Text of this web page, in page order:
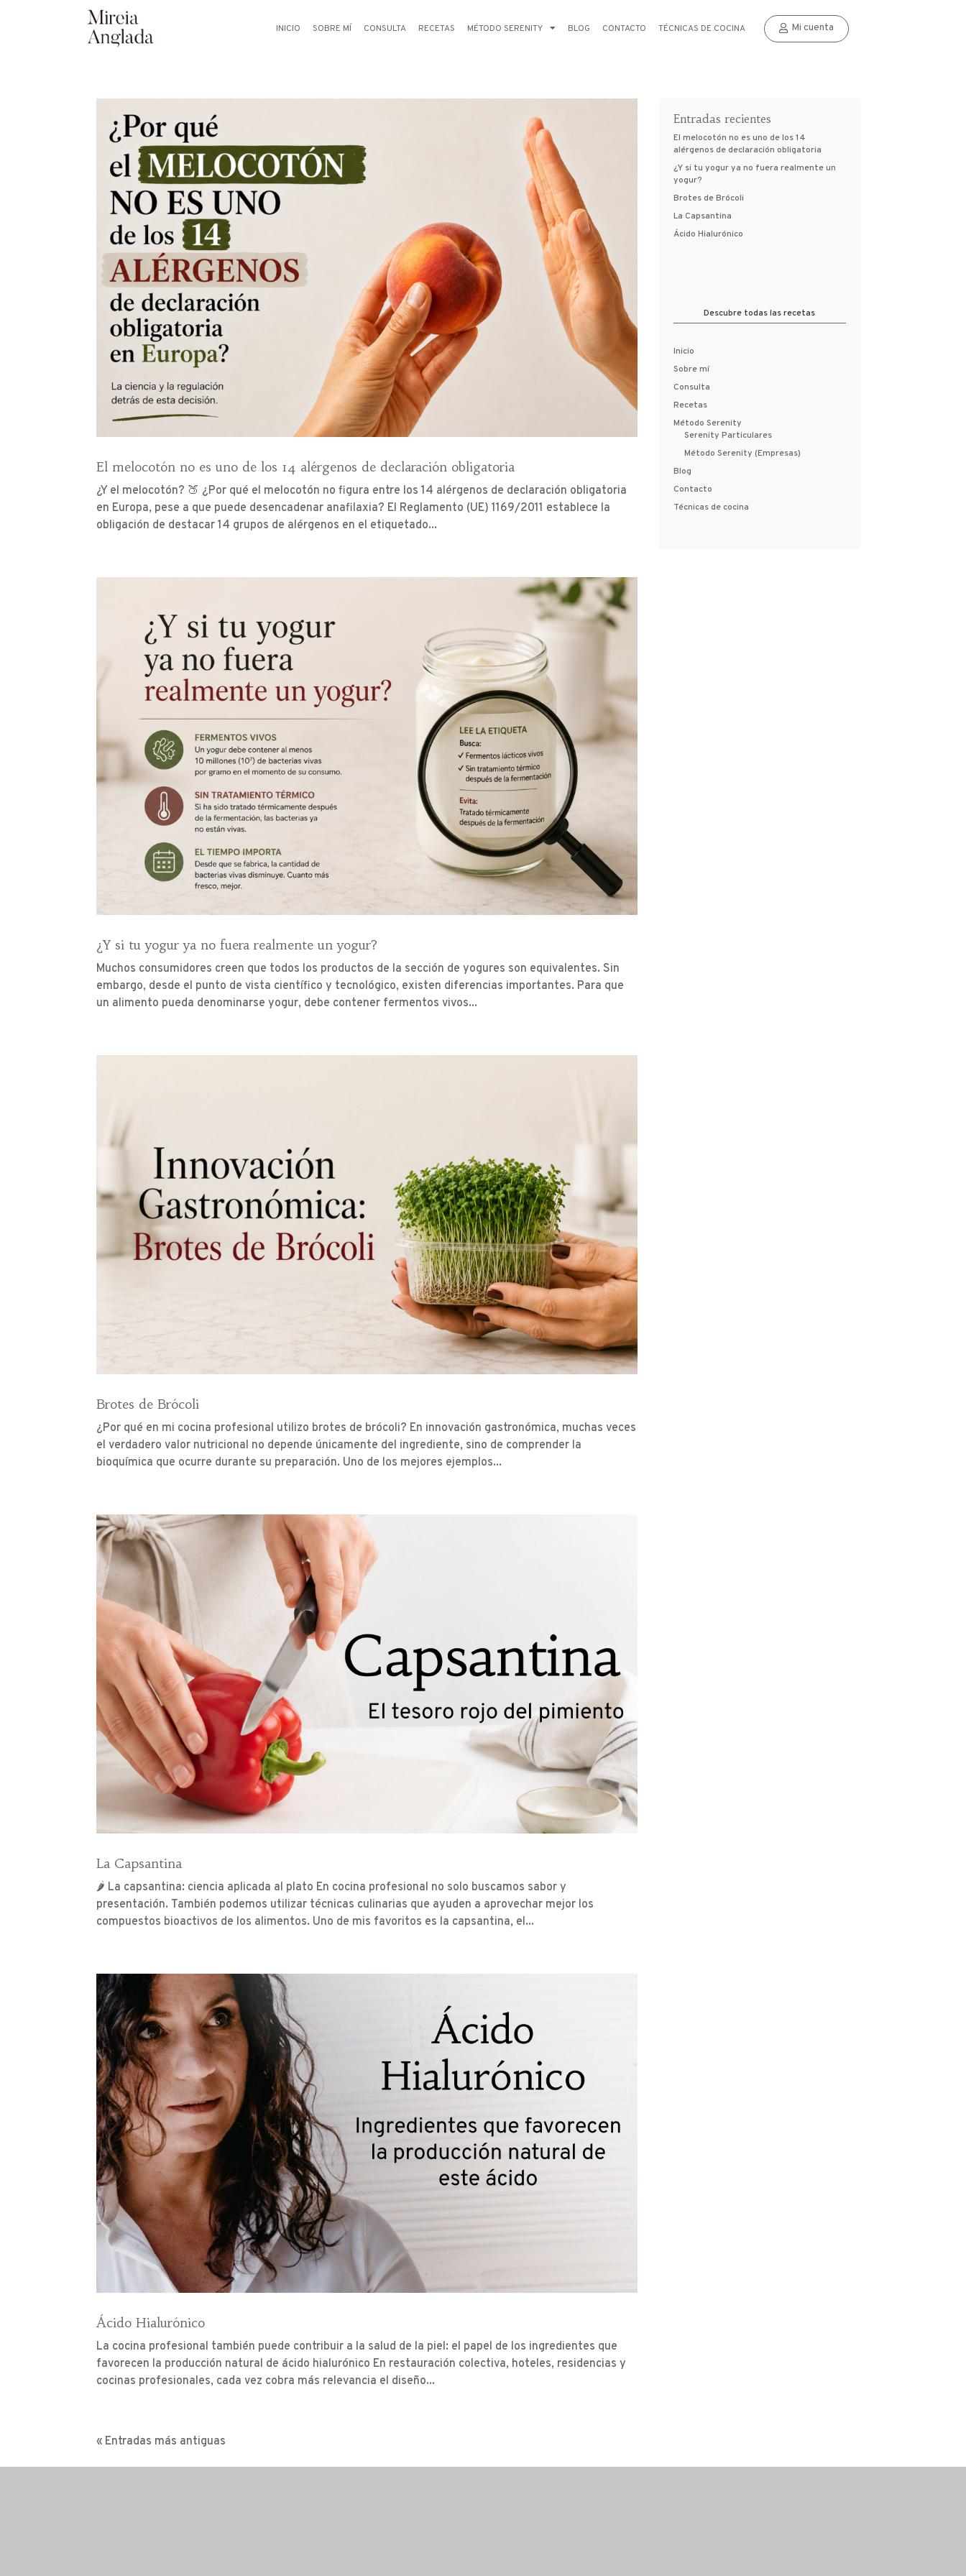
INICIO SOBRE MÍ CONSULTA RECETAS MÉTODO SERENITY BLOG CONTACTO TÉCNICAS DE COCINA Mi cuenta
El melocotón no es uno de los 14 alérgenos de declaración obligatoria
¿Y el melocotón? 🍑 ¿Por qué el melocotón no figura entre los 14 alérgenos de declaración obligatoria
en Europa, pese a que puede desencadenar anafilaxia? El Reglamento (UE) 1169/2011 establece la
obligación de destacar 14 grupos de alérgenos en el etiquetado...
¿Y si tu yogur ya no fuera realmente un yogur?
Muchos consumidores creen que todos los productos de la sección de yogures son equivalentes. Sin
embargo, desde el punto de vista científico y tecnológico, existen diferencias importantes. Para que
un alimento pueda denominarse yogur, debe contener fermentos vivos...
Brotes de Brócoli
¿Por qué en mi cocina profesional utilizo brotes de brócoli? En innovación gastronómica, muchas veces
el verdadero valor nutricional no depende únicamente del ingrediente, sino de comprender la
bioquímica que ocurre durante su preparación. Uno de los mejores ejemplos...
La Capsantina
🌶️ La capsantina: ciencia aplicada al plato En cocina profesional no solo buscamos sabor y
presentación. También podemos utilizar técnicas culinarias que ayuden a aprovechar mejor los
compuestos bioactivos de los alimentos. Uno de mis favoritos es la capsantina, el...
Ácido Hialurónico
La cocina profesional también puede contribuir a la salud de la piel: el papel de los ingredientes que
favorecen la producción natural de ácido hialurónico En restauración colectiva, hoteles, residencias y
cocinas profesionales, cada vez cobra más relevancia el diseño...
« Entradas más antiguas
Entradas recientes
El melocotón no es uno de los 14
alérgenos de declaración obligatoria
¿Y si tu yogur ya no fuera realmente un
yogur?
Brotes de Brócoli
La Capsantina
Ácido Hialurónico
Descubre todas las recetas
Inicio
Sobre mí
Consulta
Recetas
Método Serenity
Serenity Particulares
Método Serenity (Empresas)
Blog
Contacto
Técnicas de cocina